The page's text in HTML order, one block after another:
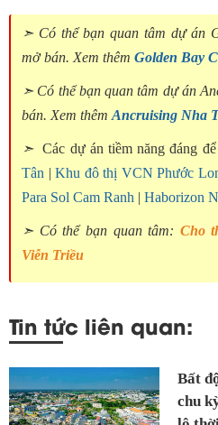
➣ Có thể bạn quan tâm dự án
mở bán. Xem thêm Golden Bay
➣ Có thể bạn quan tâm dự án
bán. Xem thêm Ancruising Nha
➣ Các dự án tiềm năng đáng
Tân |Khu đô thị VCN Phước
Para Sol Cam Ranh | Haborizon
➣ Có thể bạn quan tâm: Cho
Viễn Triều
Tin tức liên quan:
Bất
chu